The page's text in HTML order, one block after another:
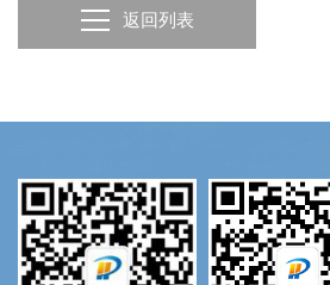
返回列表